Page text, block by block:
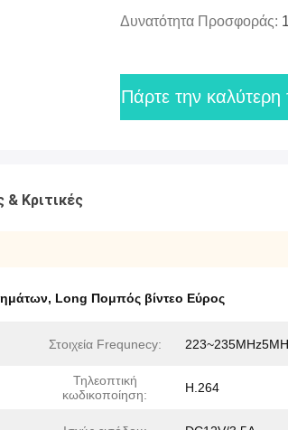
Δυνατότητα Προσφοράς:
Πάρτε την καλύτερη
& Κριτικές
, Long Πομπός βίντεο Εύρος
Στοιχεία Frequnecy:
Τηλεοπτική
κωδικοποίηση:
H.264